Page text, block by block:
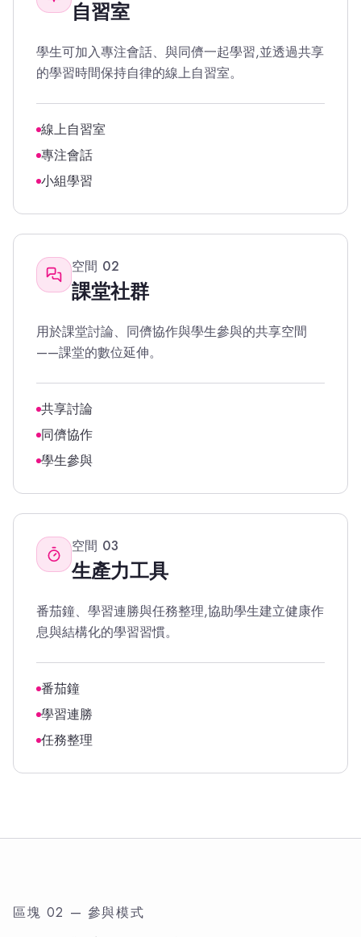
自習室
學生可加入專注會話、與同儕一起學習,並透過共享
的學習時間保持自律的線上自習室。
線上自習室
專注會話
小組學習
空間 02
課堂社群
用於課堂討論、同儕協作與學生參與的共享空間
——課堂的數位延伸。
共享討論
同儕協作
學生參與
空間 03
生產力工具
番茄鐘、學習連勝與任務整理,協助學生建立健康作
息與結構化的學習習慣。
番茄鐘
學習連勝
任務整理
區塊 02 — 參與模式